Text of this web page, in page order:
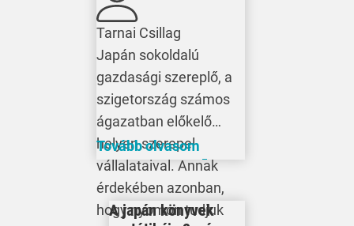
Tarnai Csillag
Japán sokoldalú
gazdasági szereplő, a
szigetország számos
ágazatban előkelő
helyen szerepel
vállalataival. Annak
érdekében azonban,
hogy nyomon tudjuk
Tovább olvasom
A japán könyvek